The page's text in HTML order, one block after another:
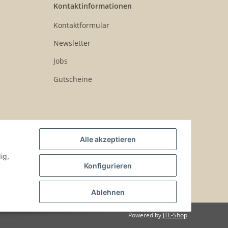
Alle akzeptieren
Konfigurieren
Ablehnen
Kontaktinformationen
Kontaktformular
Newsletter
Jobs
Gutscheine
Powered by JTL-Shop